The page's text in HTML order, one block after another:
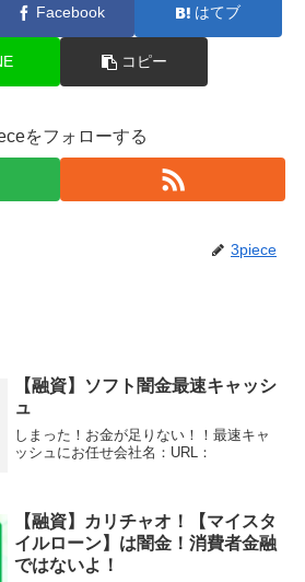
Facebook はてブ
コピー
をフォローする
3piece
【融資】ソフト闇金最速キャッシ
ュ
しまった！お金が足りない！！最速キャ
ッシュにお任せ会社名：URL：
【融資】カリチャオ！【マイスタ
イルローン】は闇金！消費者金融
ではないよ！